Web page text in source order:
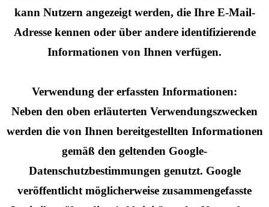
kann Nutzern angezeigt werden, die Ihre E-Mail-
Adresse kennen oder über andere identifizierende
Informationen von Ihnen verfügen.
Verwendung der erfassten Informationen:
Neben den oben erläuterten Verwendungszwecken
werden die von Ihnen bereitgestellten Informationen
gemäß den geltenden Google-
Datenschutzbestimmungen genutzt. Google
veröffentlicht möglicherweise zusammengefasste